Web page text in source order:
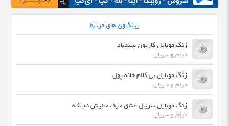
رینگتون های مرتبط
زنگ موبایل کارتون سندباد
فیلم و سریال
زنگ موبایل بی کلام خانه پول
فیلم و سریال
زنگ موبایل سریال عشق حرف حالیش نمیشه
فیلم و سریال